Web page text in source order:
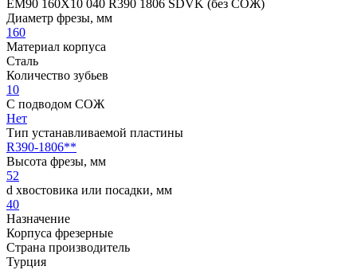
EM90 160X10 040 R390 1806 SDVK (без СОЖ)
Диаметр фрезы, мм
160
Материал корпуса
Сталь
Количество зубьев
10
С подводом СОЖ
Нет
Тип устанавливаемой пластины
R390-1806**
Высота фрезы, мм
52
d хвостовика или посадки, мм
40
Назначение
Корпуса фрезерные
Страна производитель
Турция